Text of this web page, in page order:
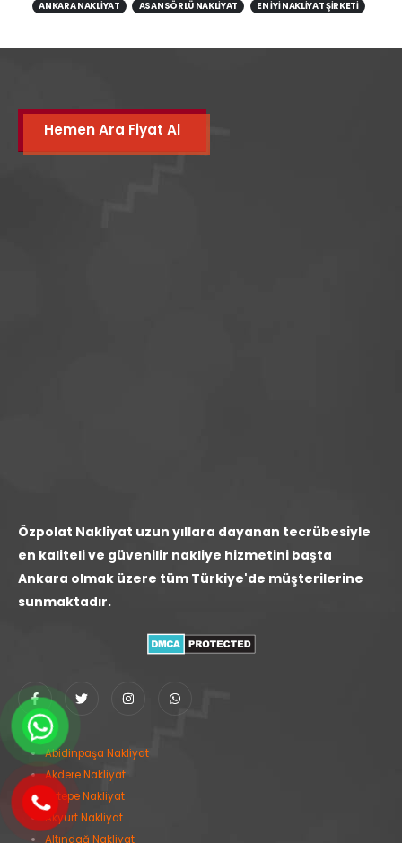
ANKARA NAKLIYAT
ASANSÖRLÜ NAKLIYAT EN IYI NAKLIYAT ŞIRKETI
Hemen Ara Fiyat Al
Özpolat Nakliyat uzun yıllara dayanan tecrübesiyle
en kaliteli ve güvenilir nakliye hizmetini başta
Ankara olmak üzere tüm Türkiye'de müşterilerine
sunmaktadır.
Abidinpaşa Nakliyat
Akdere Nakliyat
Aktepe Nakliyat
Akyurt Nakliyat
Altındağ Nakliyat